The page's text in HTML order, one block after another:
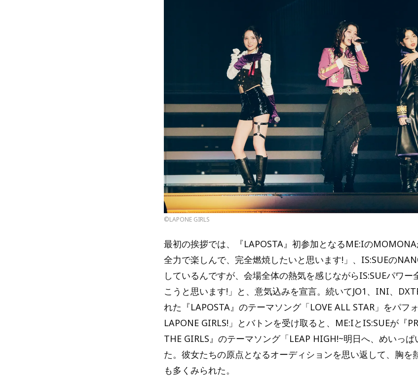
©LAPONE GIRLS
最初の挨拶では、『LAPOSTA』初参加となるME:Iの
全力で楽しんで、完全燃焼したいと思います!」、IS:SUEの
しているんですが、会場全体の熱気を感じながらIS:SUEパワー
こうと思います!」と、意気込みを宣言。続いてJO1、INI、
れた『LAPOSTA』のテーマソング「LOVE ALL STAR」をパフ
LAPONE GIRLS!」とバトンを受け取ると、ME:IとIS:SUEが『
THE GIRLS』のテーマソング「LEAP HIGH!~明日へ、めいっぱ
た。彼女たちの原点となるオーディションを思い返して、胸を
も多くみられた。